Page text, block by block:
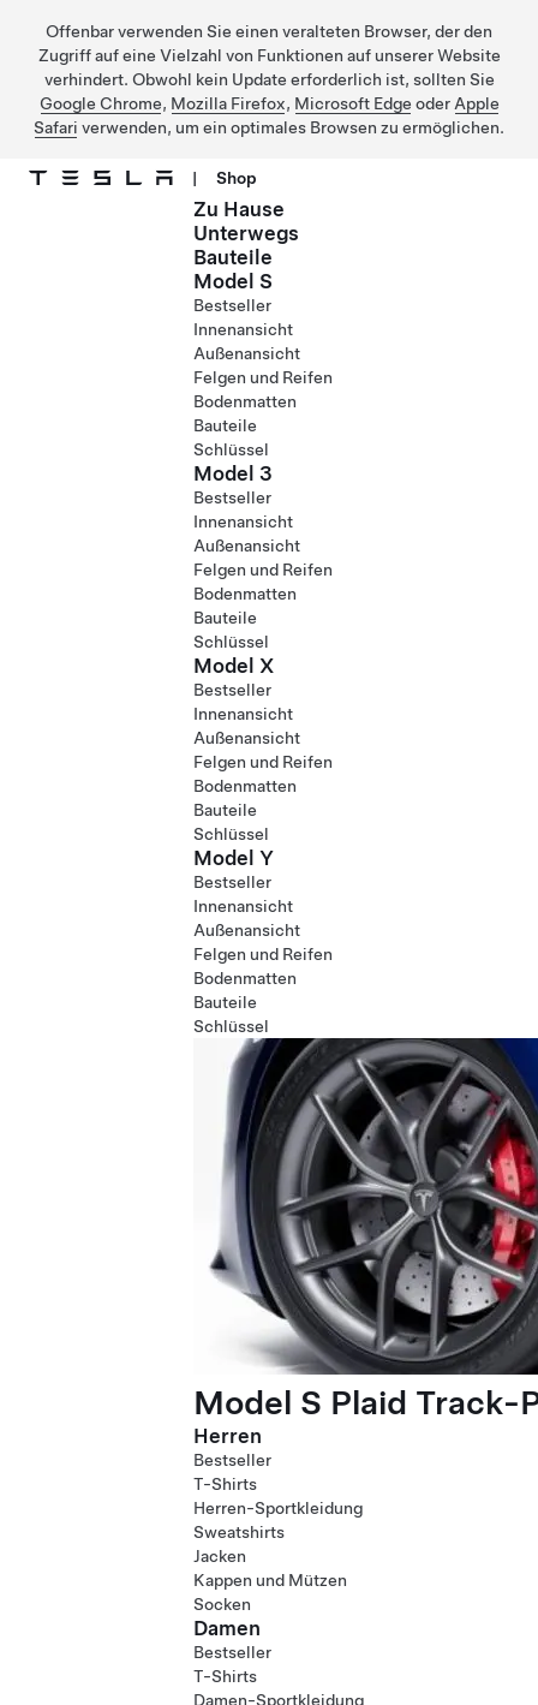
Offenbar verwenden Sie einen veralteten Browser, der den
Zugriff auf eine Vielzahl von Funktionen auf unserer Website
verhindert. Obwohl kein Update erforderlich ist, sollten Sie
Google Chrome, Mozilla Firefox, Microsoft Edge oder Apple
Safari verwenden, um ein optimales Browsen zu ermöglichen.
| Shop
Zu Hause
Unterwegs
Bauteile
Model S
Bestseller
Innenansicht
Außenansicht
Felgen und Reifen
Bodenmatten
Bauteile
Schlüssel
Model 3
Bestseller
Innenansicht
Außenansicht
Felgen und Reifen
Bodenmatten
Bauteile
Schlüssel
Model X
Bestseller
Innenansicht
Außenansicht
Felgen und Reifen
Bodenmatten
Bauteile
Schlüssel
Model Y
Bestseller
Innenansicht
Außenansicht
Felgen und Reifen
Bodenmatten
Bauteile
Schlüssel
Model S Plaid Track-
Herren
Bestseller
T-Shirts
Herren-Sportkleidung
Sweatshirts
Jacken
Kappen und Mützen
Socken
Damen
Bestseller
T-Shirts
Damen-Sportkleidung